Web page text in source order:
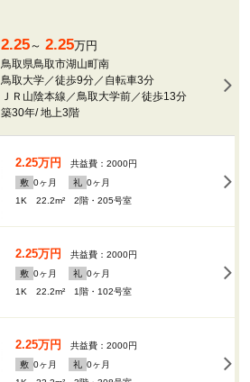
2.25～ 2.25万円
鳥取県鳥取市湖山町南
鳥取大学／徒歩9分／自転車3分
ＪＲ山陰本線／鳥取大学前／徒歩13分
築30年/地上3階
2.25万円
共益費：2000円
敷 0ヶ月 礼 0ヶ月
1K 22.2m²
2階・205号室
2.25万円
共益費：2000円
敷 0ヶ月 礼 0ヶ月
1K 22.2m²
1階・102号室
2.25万円
共益費：2000円
敷 0ヶ月 礼 0ヶ月